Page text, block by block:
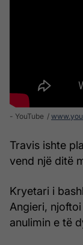
- YouTube
Travis ishte
vend një ditë
Kryetari i
Angieri,
anulimin e të